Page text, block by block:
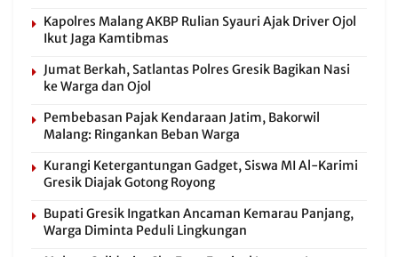
Kapolres Malang AKBP Rulian Syauri Ajak Driver Ojol
Ikut Jaga Kamtibmas
Jumat Berkah, Satlantas Polres Gresik Bagikan Nasi
ke Warga dan Ojol
Pembebasan Pajak Kendaraan Jatim, Bakorwil
Malang: Ringankan Beban Warga
Kurangi Ketergantungan Gadget, Siswa MI Al-Karimi
Gresik Diajak Gotong Royong
Bupati Gresik Ingatkan Ancaman Kemarau Panjang,
Warga Diminta Peduli Lingkungan